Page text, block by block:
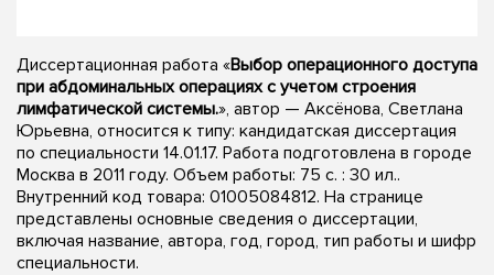
Диссертационная работа «Выбор операционного доступа
при абдоминальных операциях с учетом строения
лимфатической системы.», автор — Аксёнова, Светлана
Юрьевна, относится к типу: кандидатская диссертация
по специальности 14.01.17. Работа подготовлена в городе
Москва в 2011 году. Объем работы: 75 с. : 30 ил..
Внутренний код товара: 01005084812. На странице
представлены основные сведения о диссертации,
включая название, автора, год, город, тип работы и шифр
специальности.